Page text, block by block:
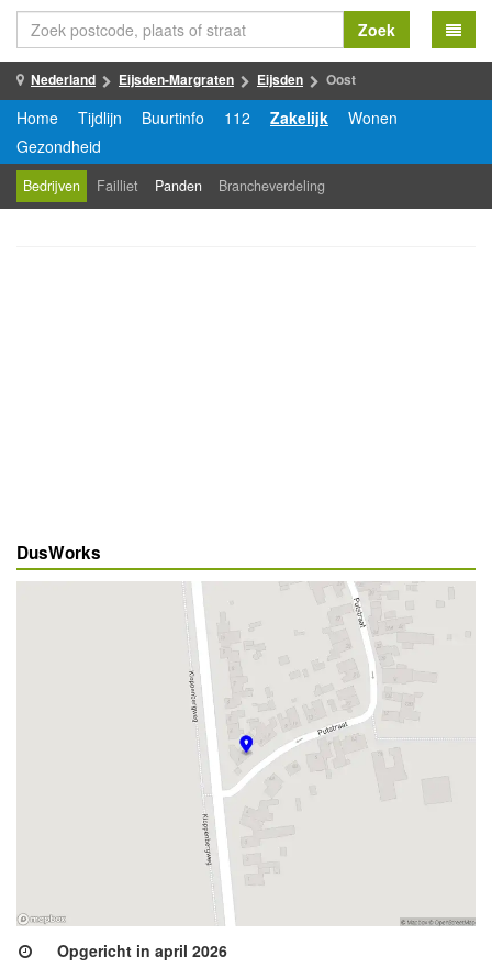
Zoek
Nederland Eijsden-Margraten Eijsden Oost
Home Tijdlijn Buurtinfo 112 Zakelijk
Wonen
Gezondheid
Bedrijven Failliet Panden Brancheverdeling
DusWorks
Opgericht in april 2026